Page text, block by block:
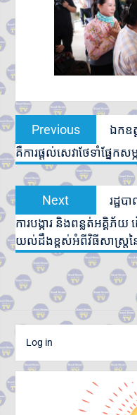
Post
navigation
Previous
post:
ឯកឧត្
គឺការផ្ដល់សេវាថែទាំផ្នែកស
Next
post:
រដ្ឋប
ការបង្ការ និងពន្លត់អគ្គិភ័យ
យល់ដឹងខ្ពស់អំពីវិធីសាស្ត្រន
Log in